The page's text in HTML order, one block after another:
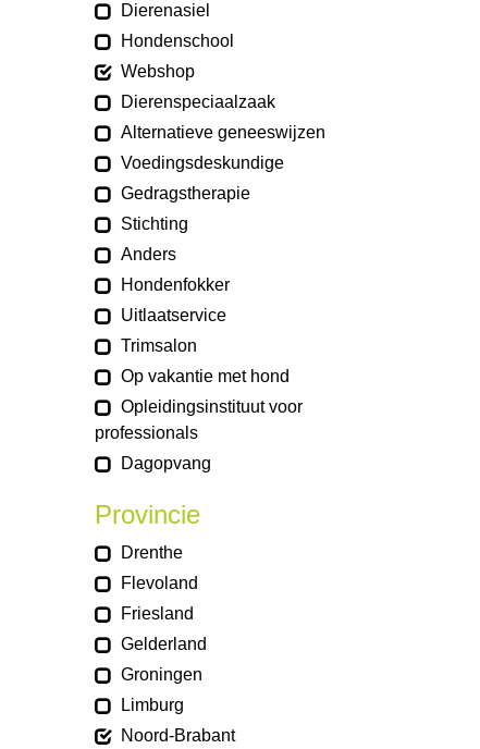
Dierenasiel
Hondenschool
Webshop
Dierenspeciaalzaak
Alternatieve geneeswijzen
Voedingsdeskundige
Gedragstherapie
Stichting
Anders
Hondenfokker
Uitlaatservice
Trimsalon
Op vakantie met hond
Opleidingsinstituut voor
professionals
Dagopvang
Provincie
Drenthe
Flevoland
Friesland
Gelderland
Groningen
Limburg
Noord-Brabant